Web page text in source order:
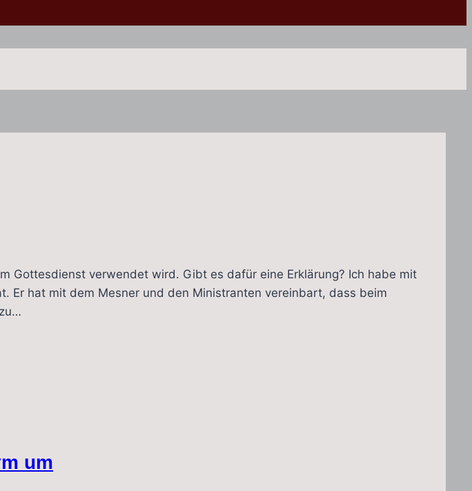
Gottesdienst verwendet wird. Gibt es dafür eine Erklärung? Ich habe mit
Er hat mit dem Mesner und den Ministranten vereinbart, dass beim
um